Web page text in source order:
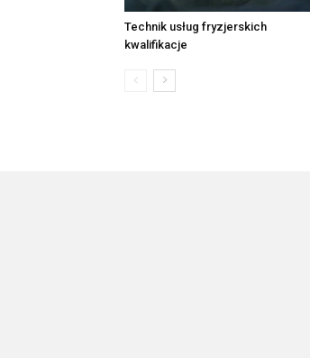
Technik usług fryzjerskich
kwalifikacje